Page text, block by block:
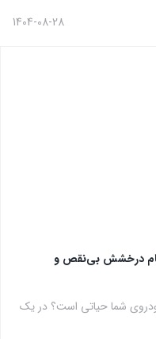
1404-08-28
گام درخشش بی‌نقص و
شما حیاتی است؟ در یک